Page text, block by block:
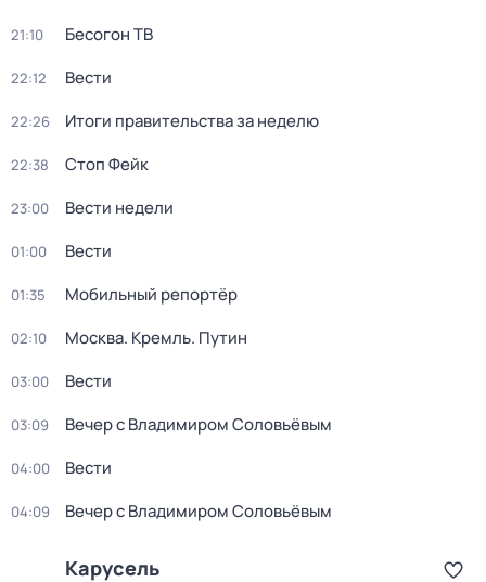
21:10 Бесогон ТВ
22:12 Вести
22:26 Итоги правительства за неделю
22:38 Стоп Фейк
23:00 Вести недели
01:00 Вести
01:35 Мобильный репортёр
02:10 Москва. Кремль. Путин
03:00 Вести
03:09 Вечер с Владимиром Соловьёвым
04:00 Вести
04:09 Вечер с Владимиром Соловьёвым
Карусель